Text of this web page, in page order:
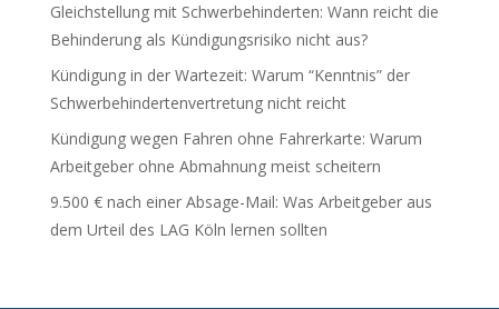
Gleichstellung mit Schwerbehinderten: Wann reicht die
Behinderung als Kündigungsrisiko nicht aus?
Kündigung in der Wartezeit: Warum “Kenntnis” der
Schwerbehindertenvertretung nicht reicht
Kündigung wegen Fahren ohne Fahrerkarte: Warum
Arbeitgeber ohne Abmahnung meist scheitern
9.500 € nach einer Absage-Mail: Was Arbeitgeber aus
dem Urteil des LAG Köln lernen sollten